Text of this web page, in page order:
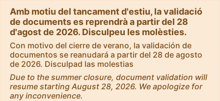
Amb motiu del tancament d'estiu, la validació
de documents es reprendrà a partir del 28
d'agost de 2026. Disculpeu les molèsties.
Con motivo del cierre de verano, la validación de
documentos se reanudará a partir del 28 de agosto
de 2026. Disculpad las molestias
Due to the summer closure, document validation will
resume starting August 28, 2026. We apologize for
any inconvenience.